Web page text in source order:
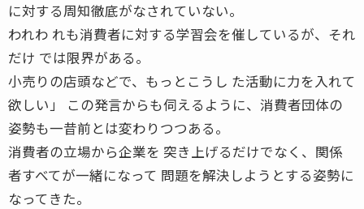
に対する周知徹底がなされていない。
われわ れも消費者に対する学習会を催しているが、それ
だけ では限界がある。
小売りの店頭などで、もっとこうし た活動に力を入れて
欲しい」 この発言からも伺えるように、消費者団体の
姿勢も一昔前とは変わりつつある。
消費者の立場から企業を 突き上げるだけでなく、関係
者すべてが一緒になって 問題を解決しようとする姿勢に
なってきた。